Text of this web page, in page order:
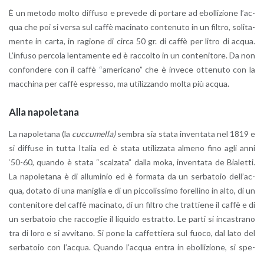
È un me­to­do molto dif­fu­so e pre­ve­de di por­ta­re ad ebol­li­zio­ne l’ac­
qua che poi si versa sul caffè ma­ci­na­to con­te­nu­to in un fil­tro, so­li­ta­
men­te in carta, in ra­gio­ne di circa 50 gr. di caffè per litro di acqua.
L’in­fu­so per­co­la len­ta­men­te ed è rac­col­to in un con­te­ni­to­re. Da non
con­fon­de­re con il caffè “ame­ri­ca­no” che è in­ve­ce ot­te­nu­to con la
mac­chi­na per caffè espres­so, ma uti­liz­zan­do molta più acqua.
Alla na­po­le­ta­na
La na­po­le­ta­na (la cuc­cu­mel­la)sem­bra sia stata in­ven­ta­ta nel 1819 e
si dif­fu­se in tutta Ita­lia ed è stata uti­liz­za­ta al­me­no fino agli anni
‘50-60, quan­do è stata “scal­za­ta” dalla moka, in­ven­ta­ta de Bia­let­ti.
La na­po­le­ta­na è di al­lu­mi­nio ed è for­ma­ta da un ser­ba­to­io del­l’ac­
qua, do­ta­to di una ma­ni­glia e di un pic­co­lis­si­mo fo­rel­li­no in alto, di un
con­te­ni­to­re del caffè ma­ci­na­to, di un fil­tro che trat­tie­ne il caffè e di
un ser­ba­to­io che rac­co­glie il li­qui­do estrat­to. Le parti si in­ca­stra­no
tra di loro e si av­vi­ta­no. Si pone la caf­fet­tie­ra sul fuoco, dal lato del
ser­ba­to­io con l’ac­qua. Quan­do l’ac­qua entra in ebol­li­zio­ne, si spe­